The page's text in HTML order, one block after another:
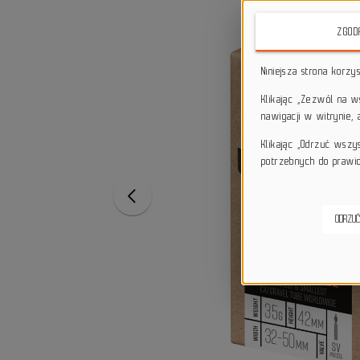
Niniejsza strona
Klikając „Zezwól na
nawigacji w witrynie,
Klikając „Odrzuć
potrzebnych do